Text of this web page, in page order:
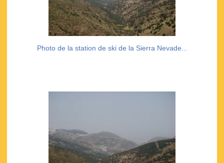
Photo de la station de ski de la Sierra Nevade...